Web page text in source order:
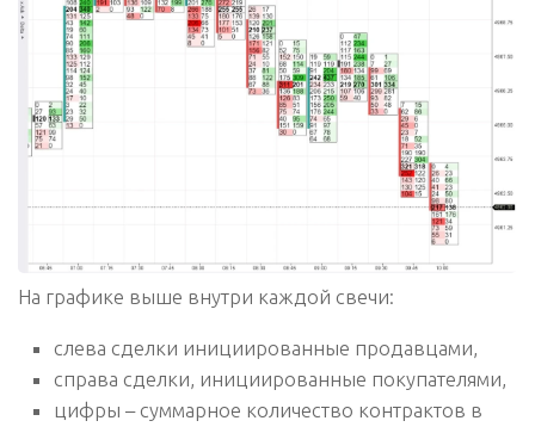
На графике выше внутри каждой свечи:
слева сделки инициированные продавцами,
справа сделки, инициированные покупателями,
цифры – суммарное количество контрактов в